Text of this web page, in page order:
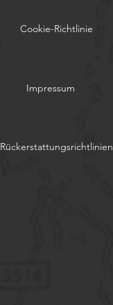
Cookie-Richtlinie
Impressum
Rückerstattungsrichtlinien